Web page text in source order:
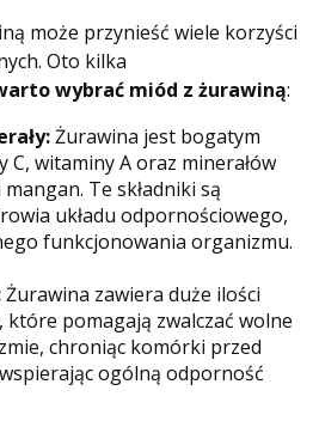
może przynieść wiele korzyści
Oto kilka
wybrać miód z żurawiną:
Żurawina jest bogatym
C, witaminy A oraz minerałów
Te składniki są
układu odpornościowego,
funkcjonowania organizmu.
Żurawina zawiera duże ilości
pomagają zwalczać wolne
chroniąc komórki przed
ogólną odporność